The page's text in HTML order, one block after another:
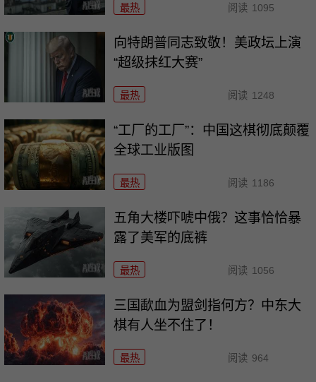
最热 阅读 1095
向特朗普同志致敬！美政坛上演
“超级抹红大赛”
最热 阅读 1248
“工厂的工厂”：中国这棋彻底颠覆
全球工业版图
最热 阅读 1186
五角大楼吓唬中俄？这事恰恰暴
露了美军的底裤
最热 阅读 1056
三国歃血为盟剑指何方？中东大
棋有人坐不住了！
最热 阅读 964